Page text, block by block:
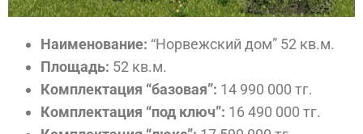
Наименование: “Норвежский дом” 52 кв.м.
Площадь: 52 кв.м.
Комплектация “базовая”: 14 990 000 тг.
Комплектация “под ключ”: 16 490 000 тг.